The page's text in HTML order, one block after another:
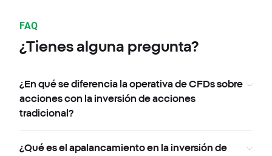
FAQ
¿Tienes alguna pregunta?
¿En qué se diferencia la operativa de CFDs sobre
acciones con la inversión de acciones
tradicional?
¿Qué es el apalancamiento en la inversión de